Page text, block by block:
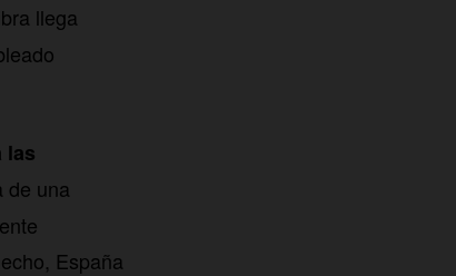
llega
las
de una
España